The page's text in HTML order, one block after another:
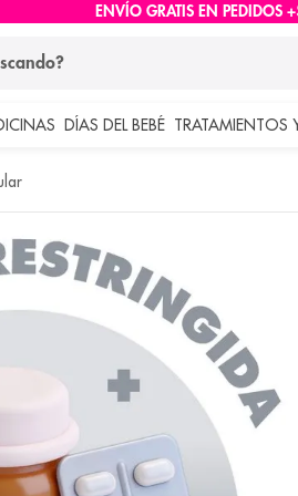
ENVÍO GRATIS EN PEDIDOS
DÍAS DEL BEBÉ TRATAMIENTOS
buscados